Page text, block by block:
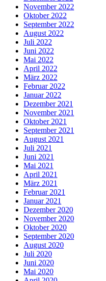
November 2022
Oktober 2022
September 2022
August 2022
Juli 2022
Juni 2022
Mai 2022
April 2022
März 2022
Februar 2022
Januar 2022
Dezember 2021
November 2021
Oktober 2021
September 2021
August 2021
Juli 2021
Juni 2021
Mai 2021
April 2021
März 2021
Februar 2021
Januar 2021
Dezember 2020
November 2020
Oktober 2020
September 2020
August 2020
Juli 2020
Juni 2020
Mai 2020